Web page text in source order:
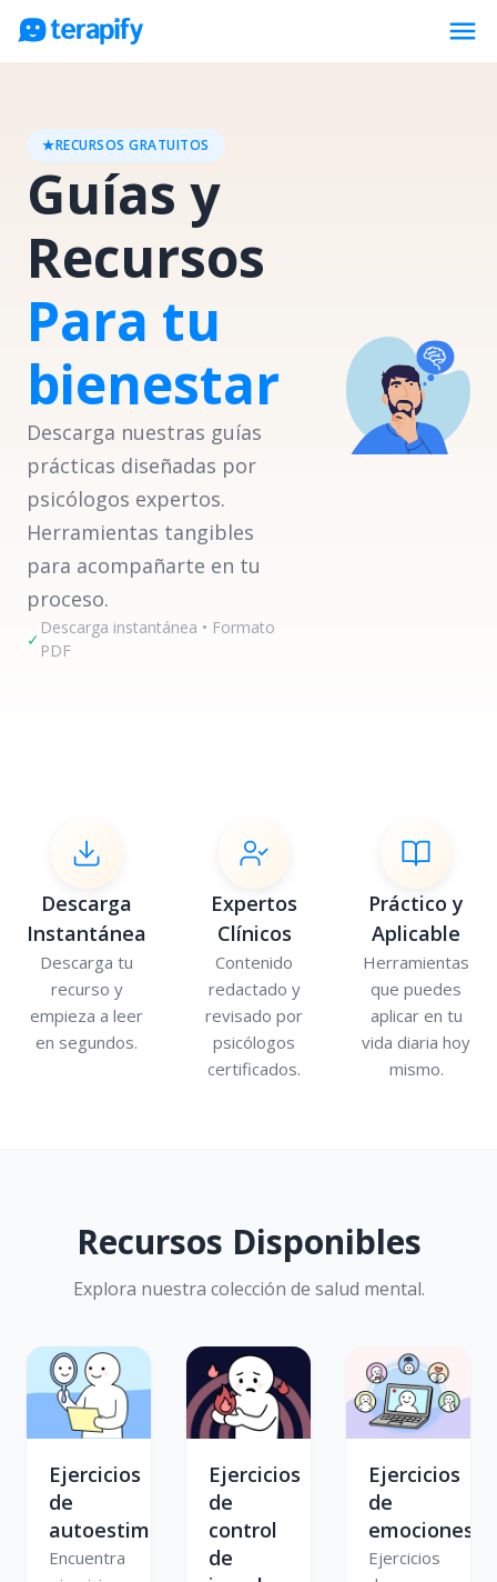
menu
Opiniones
Empresas
Preguntas frecuentes
Blog
Trabaja con nosotros
★RECURSOS GRATUITOS
Guías y
Recursos
Para tu
bienestar
Descarga nuestras guías
prácticas diseñadas por
psicólogos expertos.
Herramientas tangibles
para acompañarte en tu
proceso.
✓
Descarga instantánea • Formato
PDF
Descarga
Instantánea
Descarga tu
recurso y
empieza a leer
en segundos.
Expertos
Clínicos
Contenido
redactado y
revisado por
psicólogos
certificados.
Práctico y
Aplicable
Herramientas
que puedes
aplicar en tu
vida diaria hoy
mismo.
Recursos Disponibles
Explora nuestra colección de salud mental.
Ejercicios
de
autoestima
Encuentra
Ejercicios
de
control
de
Ejercicios
de
emociones
Ejercicios